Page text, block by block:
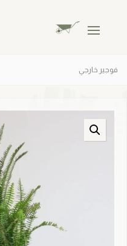
فوجير خارجي